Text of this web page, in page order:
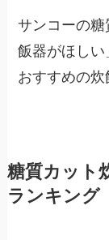
サンコーの
飯器がほし
おすすめの炊
糖質カット
ランキング